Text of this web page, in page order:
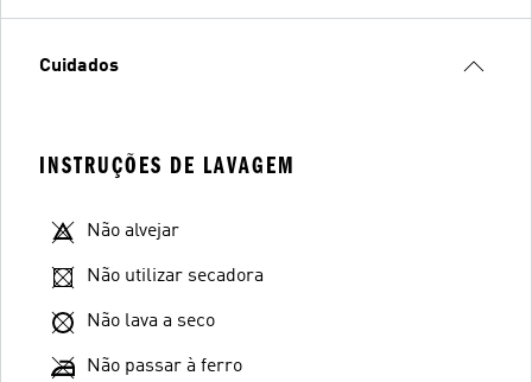
Cuidados
INSTRUÇÕES DE LAVAGEM
Não alvejar
Não utilizar secadora
Não lava a seco
Não passar à ferro